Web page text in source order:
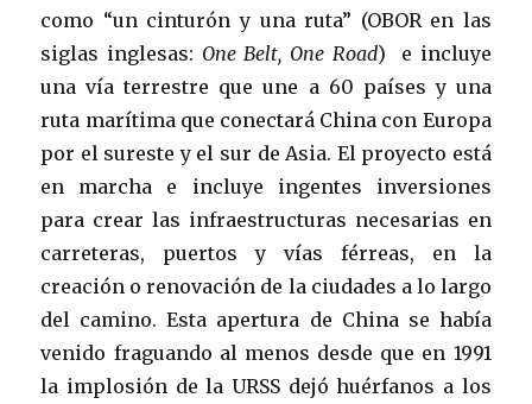
como “un cinturón y una ruta” (OBOR en las
siglas inglesas: One Belt, One Road) e incluye
una vía terrestre que une a 60 países y una
ruta marítima que conectará China con Europa
por el sureste y el sur de Asia. El proyecto está
en marcha e incluye ingentes inversiones
para crear las infraestructuras necesarias en
carreteras, puertos y vías férreas, en la
creación o renovación de la ciudades a lo largo
del camino. Esta apertura de China se había
venido fraguando al menos desde que en 1991
la implosión de la URSS dejó huérfanos a los